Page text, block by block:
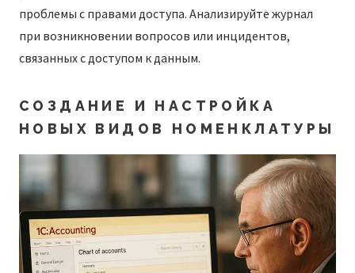
проблемы с правами доступа. Анализируйте журнал
при возникновении вопросов или инцидентов,
связанных с доступом к данным.
СОЗДАНИЕ И НАСТРОЙКА
НОВЫХ ВИДОВ НОМЕНКЛАТУРЫ